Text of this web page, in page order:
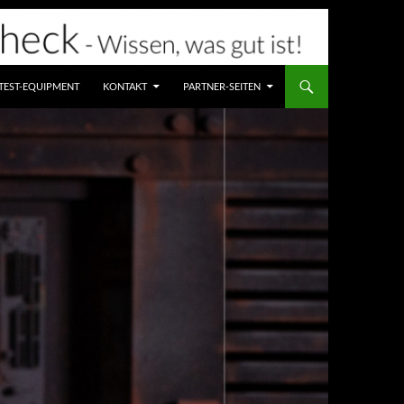
EQUIPMENT KONTAKT PARTNER-SEITEN